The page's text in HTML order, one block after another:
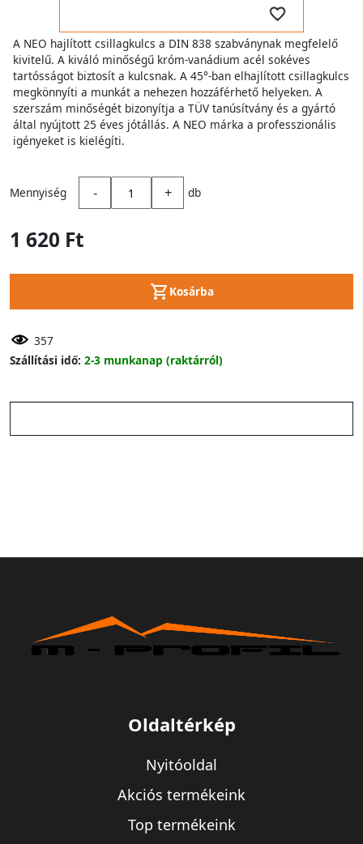
A NEO hajlított csillagkulcs a DIN 838 szabványnak megfelelő
kivitelű. A kiváló minőségű króm-vanádium acél sokéves
tartósságot biztosít a kulcsnak. A 45°-ban elhajlított csillagkulcs
megkönnyíti a munkát a nehezen hozzáférhető helyeken. A
szerszám minőségét bizonyítja a TÜV tanúsítvány és a gyártó
által nyújtott 25 éves jótállás. A NEO márka a professzionális
igényeket is kielégíti.
Mennyiség - + db
1 620 Ft
Kosárba
357
Szállítási idő: 2-3 munkanap (raktárról)
Oldaltérkép
Nyitóoldal
Akciós termékeink
Top termékeink